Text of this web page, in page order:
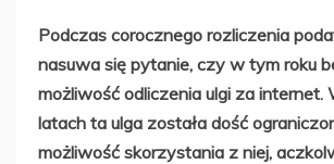
Podczas corocznego rozliczenia
nasuwa się pytanie, czy w tym roku
możliwość odliczenia ulgi za internet.
latach ta ulga została dość
możliwość skorzystania z niej,